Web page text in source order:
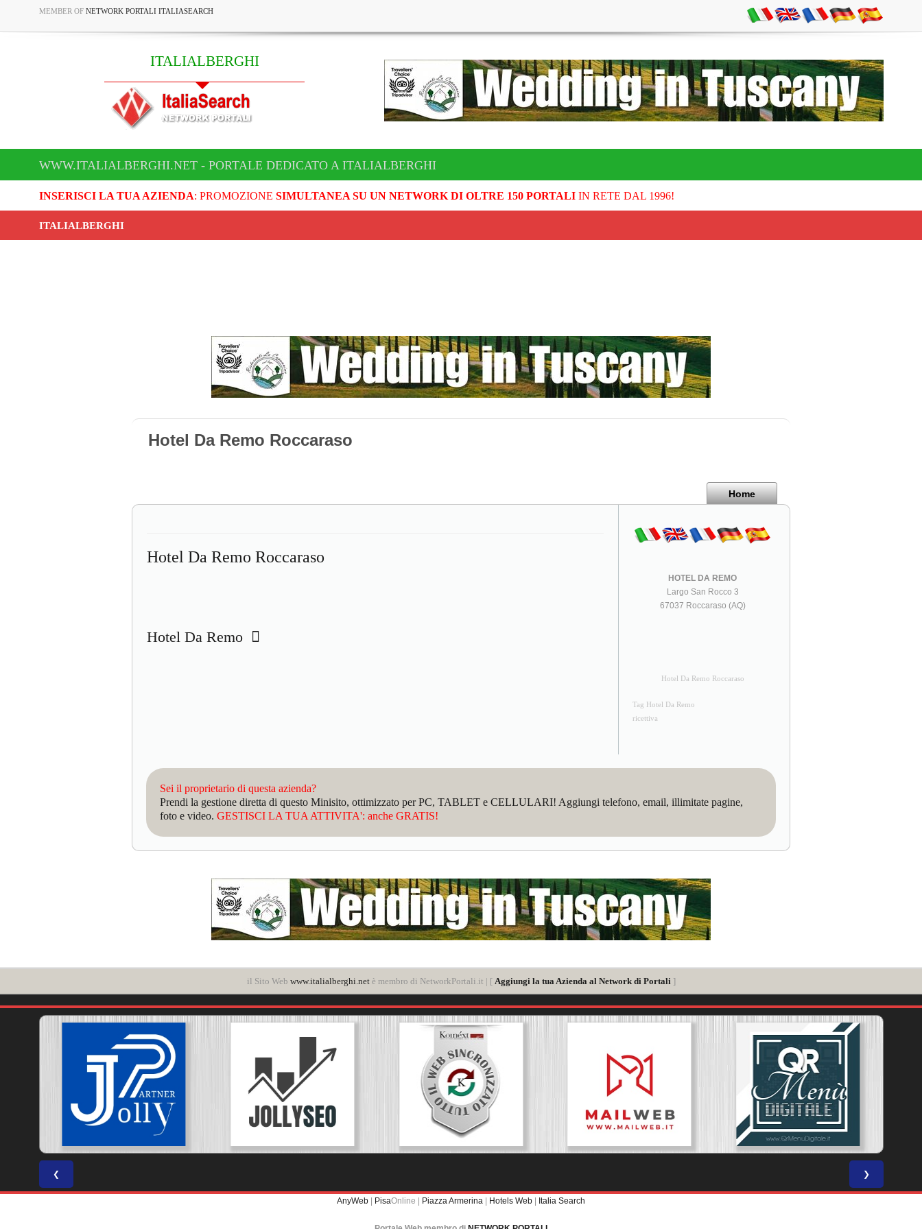
MEMBER OF NETWORK PORTALI ITALIASEARCH
ITALIALBERGHI
WWW.ITALIALBERGHI.NET - PORTALE DEDICATO A ITALIALBERGHI
INSERISCI LA TUA AZIENDA: PROMOZIONE SIMULTANEA SU UN NETWORK DI OLTRE 150 PORTALIIN RETE DAL 1996!
ITALIALBERGHI
Hotel Da Remo Roccaraso
Home
Hotel Da Remo Roccaraso
Hotel Da Remo
HOTEL DA REMO
Largo San Rocco 3
67037 Roccaraso (AQ)
Hotel Da Remo Roccaraso
Tag Hotel Da Remo
ricettiva
Sei il proprietario di questa azienda?
Prendi la gestione diretta di questo Minisito, ottimizzato per PC, TABLET e CELLULARI! Aggiungi telefono, email, illimitate pagine,
foto e video. GESTISCI LA TUA ATTIVITA': anche GRATIS!
il Sito Web www.italialberghi.netè membro di NetworkPortali.it | [ Aggiungi la tua Azienda al Network di Portali ]
❮ ❯
AnyWeb | PisaOnline | Piazza Armerina | Hotels Web | Italia Search